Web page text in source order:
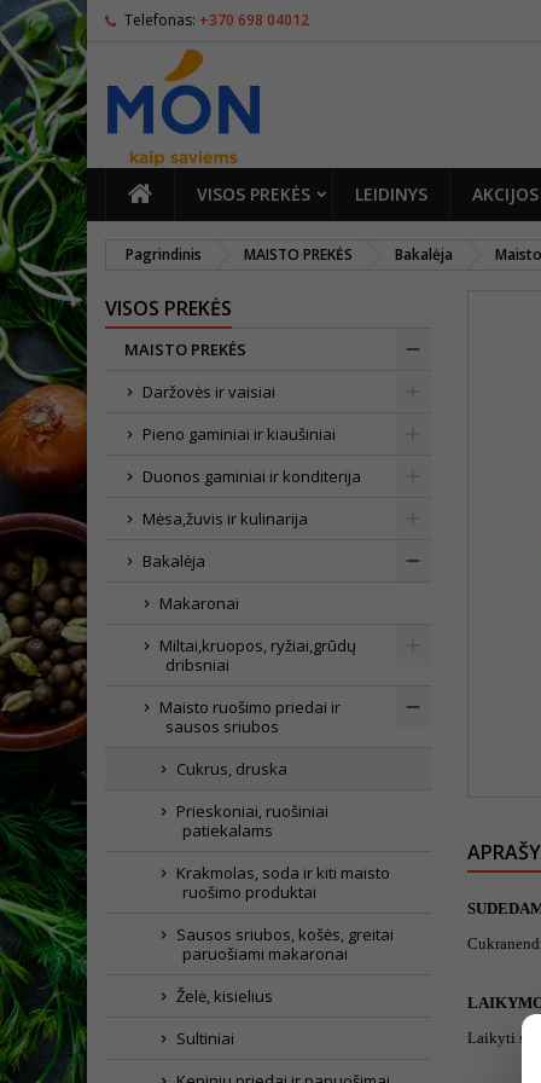
Telefonas: +370 698 04012
PAGRINDINIS
VISOS PREKĖS LEIDINYS AKCIJOS
Pagrindinis MAISTO PREKĖS Bakalėja
VISOS PREKĖS
MAISTO PREKĖS
Daržovės ir vaisiai
Pieno gaminiai ir kiaušiniai
Duonos gaminiai ir konditerija
Mėsa,žuvis ir kulinarija
Bakalėja
Makaronai
Miltai,kruopos, ryžiai,grūdų
dribsniai
Maisto ruošimo priedai ir
sausos sriubos
Cukrus, druska
Prieskoniai, ruošiniai
patiekalams
Krakmolas, soda ir kiti maisto
ruošimo produktai
Sausos sriubos, košės, greitai
paruošiami makaronai
Želė, kisielius
Sultiniai
Laikyti